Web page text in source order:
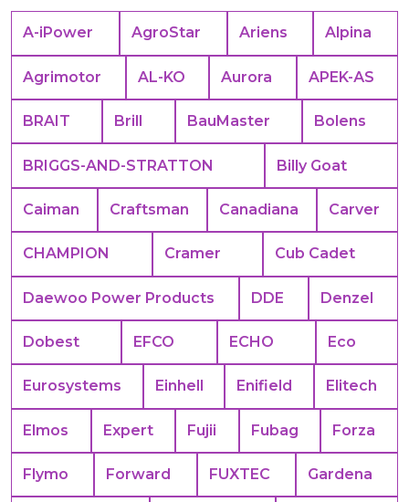
A-iPower AgroStar Ariens Alpina
Agrimotor AL-KO Aurora APEK-АS
BRAIT Brill BauMaster Bolens
BRIGGS-AND-STRATTON Billy Goat
Caiman Craftsman Canadiana Carver
CHAMPION Cramer Cub Cadet
Daewoo Power Products DDE Denzel
Dobest EFCO ECHO Eco
Eurosystems Einhell Enifield Elitech
Elmos Expert Fujii Fubag Forza
Flymo Forward FUXTEC Gardena